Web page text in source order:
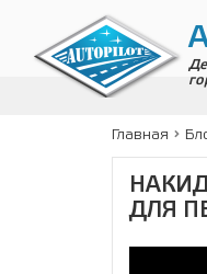
Главная
ДЛЯ
Адрес:
Чагинская